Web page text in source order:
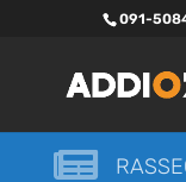
091-
